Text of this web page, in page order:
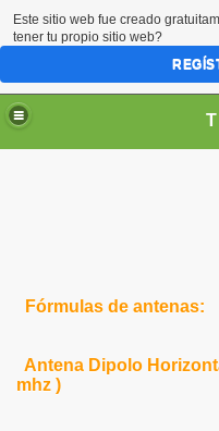
Fórmulas de antenas:
Antena Dipolo
mhz )
Este sitio web fue creado
tener tu propio sitio web?